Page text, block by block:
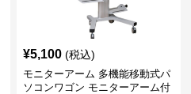
¥5,100 (税込)
モニターアーム 多機能移動式パ
ソコンワゴン モニターアーム付